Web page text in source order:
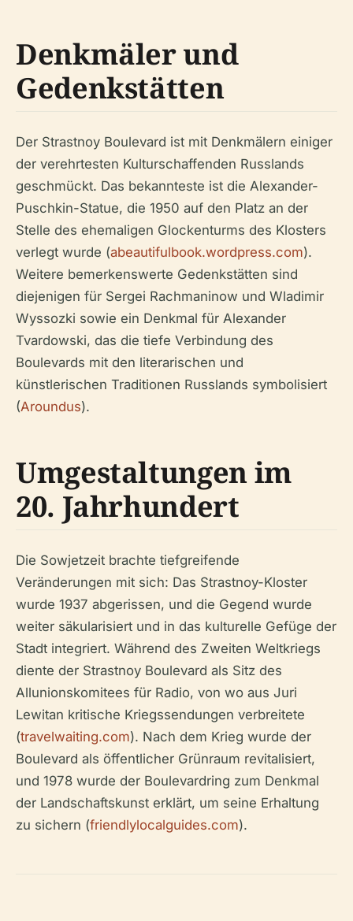
Denkmäler und
Gedenkstätten
Der Strastnoy Boulevard ist mit Denkmälern einiger
der verehrtesten Kulturschaffenden Russlands
geschmückt. Das bekannteste ist die Alexander-
Puschkin-Statue, die 1950 auf den Platz an der
Stelle des ehemaligen Glockenturms des Klosters
verlegt wurde (abeautifulbook.wordpress.com).
Weitere bemerkenswerte Gedenkstätten sind
diejenigen für Sergei Rachmaninow und Wladimir
Wyssozki sowie ein Denkmal für Alexander
Tvardowski, das die tiefe Verbindung des
Boulevards mit den literarischen und
künstlerischen Traditionen Russlands symbolisiert
(Aroundus).
Umgestaltungen im
20. Jahrhundert
Die Sowjetzeit brachte tiefgreifende
Veränderungen mit sich: Das Strastnoy-Kloster
wurde 1937 abgerissen, und die Gegend wurde
weiter säkularisiert und in das kulturelle Gefüge der
Stadt integriert. Während des Zweiten Weltkriegs
diente der Strastnoy Boulevard als Sitz des
Allunionskomitees für Radio, von wo aus Juri
Lewitan kritische Kriegssendungen verbreitete
(travelwaiting.com). Nach dem Krieg wurde der
Boulevard als öffentlicher Grünraum revitalisiert,
und 1978 wurde der Boulevardring zum Denkmal
der Landschaftskunst erklärt, um seine Erhaltung
zu sichern (friendlylocalguides.com).